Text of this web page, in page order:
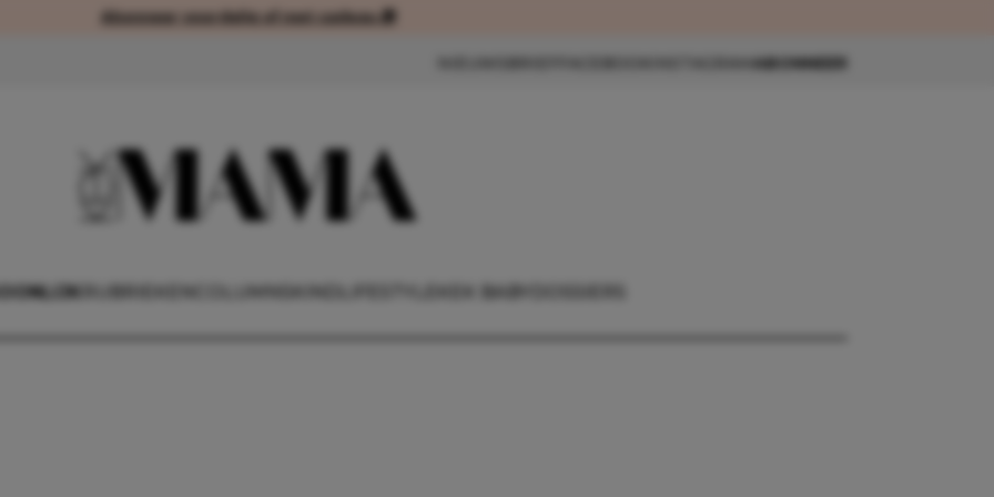
Abonneer voordelig of met cadeau 🎁Abonneer voordelig of met cadeau 🎁
ABONNEER